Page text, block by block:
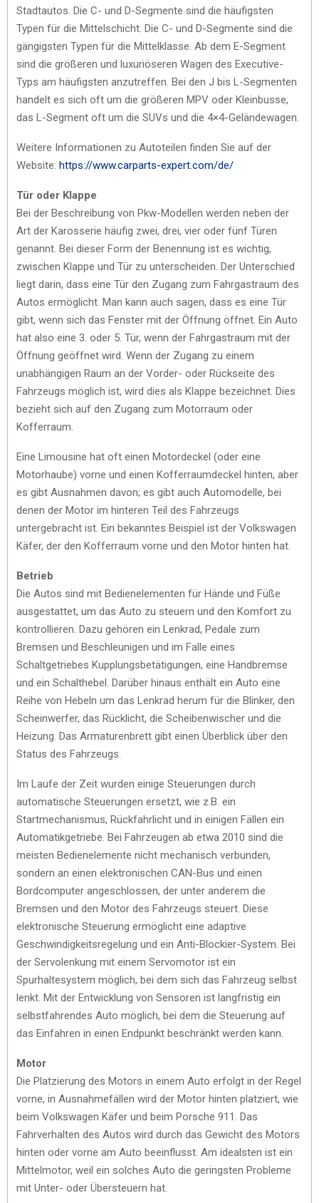
Stadtautos. Die C- und D-Segmente sind die häufigsten
Typen für die Mittelschicht. Die C- und D-Segmente sind die
gängigsten Typen für die Mittelklasse. Ab dem E-Segment
sind die größeren und luxuriöseren Wagen des Executive-
Typs am häufigsten anzutreffen. Bei den J bis L-Segmenten
handelt es sich oft um die größeren MPV oder Kleinbusse,
das L-Segment oft um die SUVs und die 4×4-Geländewagen.
Weitere Informationen zu Autoteilen finden Sie auf der
Website: https://www.carparts-expert.com/de/
Tür oder Klappe
Bei der Beschreibung von Pkw-Modellen werden neben der
Art der Karosserie häufig zwei, drei, vier oder fünf Türen
genannt. Bei dieser Form der Benennung ist es wichtig,
zwischen Klappe und Tür zu unterscheiden. Der Unterschied
liegt darin, dass eine Tür den Zugang zum Fahrgastraum des
Autos ermöglicht. Man kann auch sagen, dass es eine Tür
gibt, wenn sich das Fenster mit der Öffnung öffnet. Ein Auto
hat also eine 3. oder 5. Tür, wenn der Fahrgastraum mit der
Öffnung geöffnet wird. Wenn der Zugang zu einem
unabhängigen Raum an der Vorder- oder Rückseite des
Fahrzeugs möglich ist, wird dies als Klappe bezeichnet. Dies
bezieht sich auf den Zugang zum Motorraum oder
Kofferraum.
Eine Limousine hat oft einen Motordeckel (oder eine
Motorhaube) vorne und einen Kofferraumdeckel hinten, aber
es gibt Ausnahmen davon; es gibt auch Automodelle, bei
denen der Motor im hinteren Teil des Fahrzeugs
untergebracht ist. Ein bekanntes Beispiel ist der Volkswagen
Käfer, der den Kofferraum vorne und den Motor hinten hat.
Betrieb
Die Autos sind mit Bedienelementen für Hände und Füße
ausgestattet, um das Auto zu steuern und den Komfort zu
kontrollieren. Dazu gehören ein Lenkrad, Pedale zum
Bremsen und Beschleunigen und im Falle eines
Schaltgetriebes Kupplungsbetätigungen, eine Handbremse
und ein Schalthebel. Darüber hinaus enthält ein Auto eine
Reihe von Hebeln um das Lenkrad herum für die Blinker, den
Scheinwerfer, das Rücklicht, die Scheibenwischer und die
Heizung. Das Armaturenbrett gibt einen Überblick über den
Status des Fahrzeugs.
Im Laufe der Zeit wurden einige Steuerungen durch
automatische Steuerungen ersetzt, wie z.B. ein
Startmechanismus, Rückfahrlicht und in einigen Fällen ein
Automatikgetriebe. Bei Fahrzeugen ab etwa 2010 sind die
meisten Bedienelemente nicht mechanisch verbunden,
sondern an einen elektronischen CAN-Bus und einen
Bordcomputer angeschlossen, der unter anderem die
Bremsen und den Motor des Fahrzeugs steuert. Diese
elektronische Steuerung ermöglicht eine adaptive
Geschwindigkeitsregelung und ein Anti-Blockier-System. Bei
der Servolenkung mit einem Servomotor ist ein
Spurhaltesystem möglich, bei dem sich das Fahrzeug selbst
lenkt. Mit der Entwicklung von Sensoren ist langfristig ein
selbstfahrendes Auto möglich, bei dem die Steuerung auf
das Einfahren in einen Endpunkt beschränkt werden kann.
Motor
Die Platzierung des Motors in einem Auto erfolgt in der Regel
vorne, in Ausnahmefällen wird der Motor hinten platziert, wie
beim Volkswagen Käfer und beim Porsche 911. Das
Fahrverhalten des Autos wird durch das Gewicht des Motors
hinten oder vorne am Auto beeinflusst. Am idealsten ist ein
Mittelmotor, weil ein solches Auto die geringsten Probleme
mit Unter- oder Übersteuern hat.